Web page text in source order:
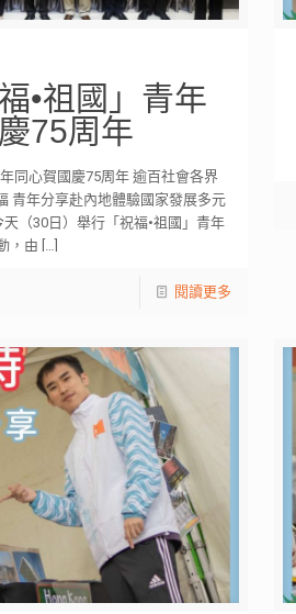
•祖國」青年
75周年
同心賀國慶75周年 逾百社會各界
青年分享赴內地體驗國家發展多元
（30日）舉行「祝福•祖國」青年
，由
閱讀更多